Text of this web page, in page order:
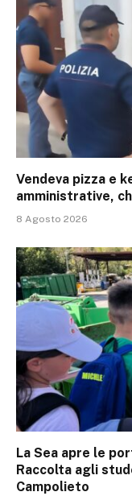
Vendeva pizza e
amministrative,
8 Agosto 2026
La Sea apre le
Raccolta agli
Campolieto